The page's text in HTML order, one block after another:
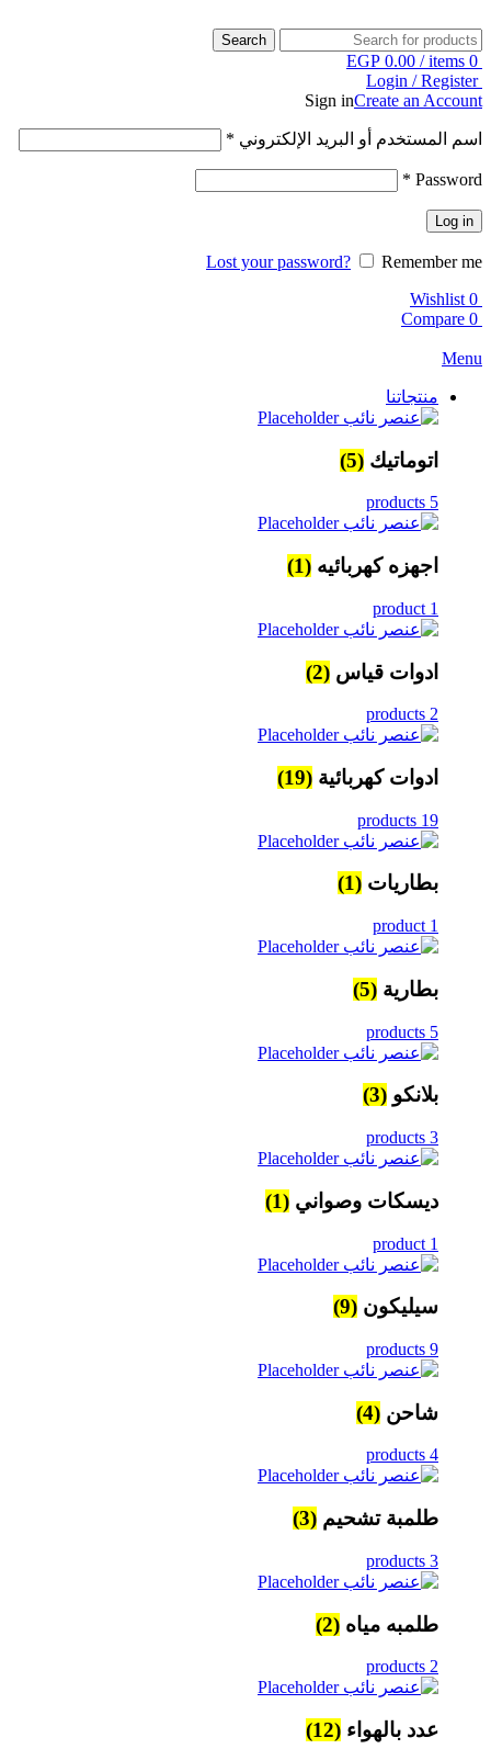
Search
0
items
/
EGP 0.00
Login / Register
Sign inCreate an Account
اسم المستخدم أو البريد الإلكتروني *
Password
*
Log in
Lost your password?
Remember me
0
Wishlist
0
Compare
Menu
منتجاتنا
اتوماتيك (5)
5 products
اجهزه كهربائيه (1)
1 product
ادوات قياس (2)
2 products
ادوات كهربائية (19)
19 products
بطاريات (1)
1 product
بطارية (5)
5 products
بلانكو (3)
3 products
ديسكات وصواني (1)
1 product
سيليكون (9)
9 products
شاحن (4)
4 products
طلمبة تشحيم (3)
3 products
طلمبه مياه (2)
2 products
عدد بالهواء (12)